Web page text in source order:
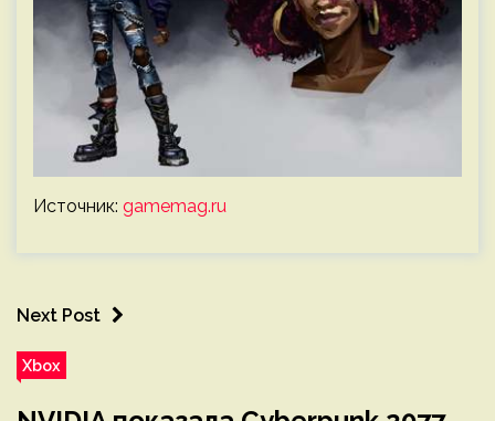
Источник: gamemag.ru
Next Post
Xbox